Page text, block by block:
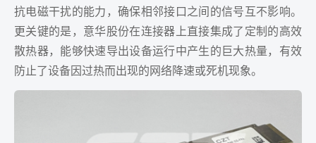
抗电磁干扰的能力，确保相邻接口之间的信号互不影响。
更关键的是，意华股份在连接器上直接集成了定制的高效
散热器，能够快速导出设备运行中产生的巨大热量，有效
防止了设备因过热而出现的网络降速或死机现象。